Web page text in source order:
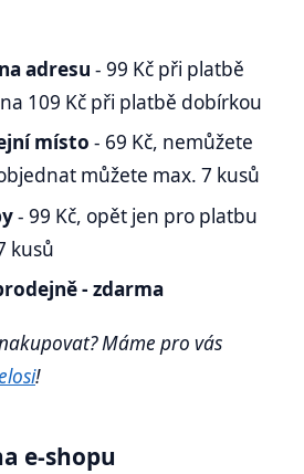
adresu - 99 Kč při platbě
109 Kč při platbě dobírkou
místo- 69 Kč, nemůžete
můžete max. 7 kusů
- 99 Kč, opět jen pro platbu
kusů
- zdarma
Máme pro vás
!
e-shopu